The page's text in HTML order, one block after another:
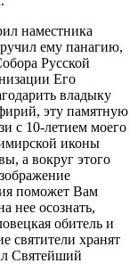
наместника
ему панагию,
Русской
Его
владыку
эту памятную
с 10-летием моего
иконы
а вокруг этого
поможет Вам
нее осознать,
обитель и
святители хранят
Святейший